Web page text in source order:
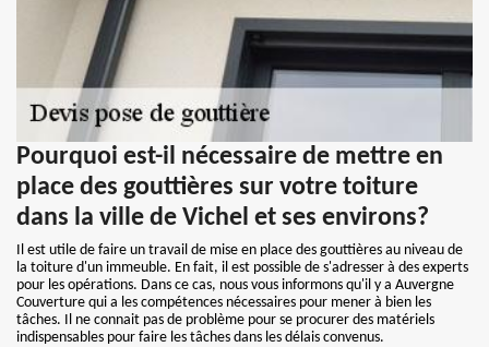
Pourquoi est-il nécessaire de mettre en
place des gouttières sur votre toiture
dans la ville de Vichel et ses environs?
Il est utile de faire un travail de mise en place des gouttières au niveau de
la toiture d'un immeuble. En fait, il est possible de s'adresser à des experts
pour les opérations. Dans ce cas, nous vous informons qu'il y a Auvergne
Couverture qui a les compétences nécessaires pour mener à bien les
tâches. Il ne connait pas de problème pour se procurer des matériels
indispensables pour faire les tâches dans les délais convenus.